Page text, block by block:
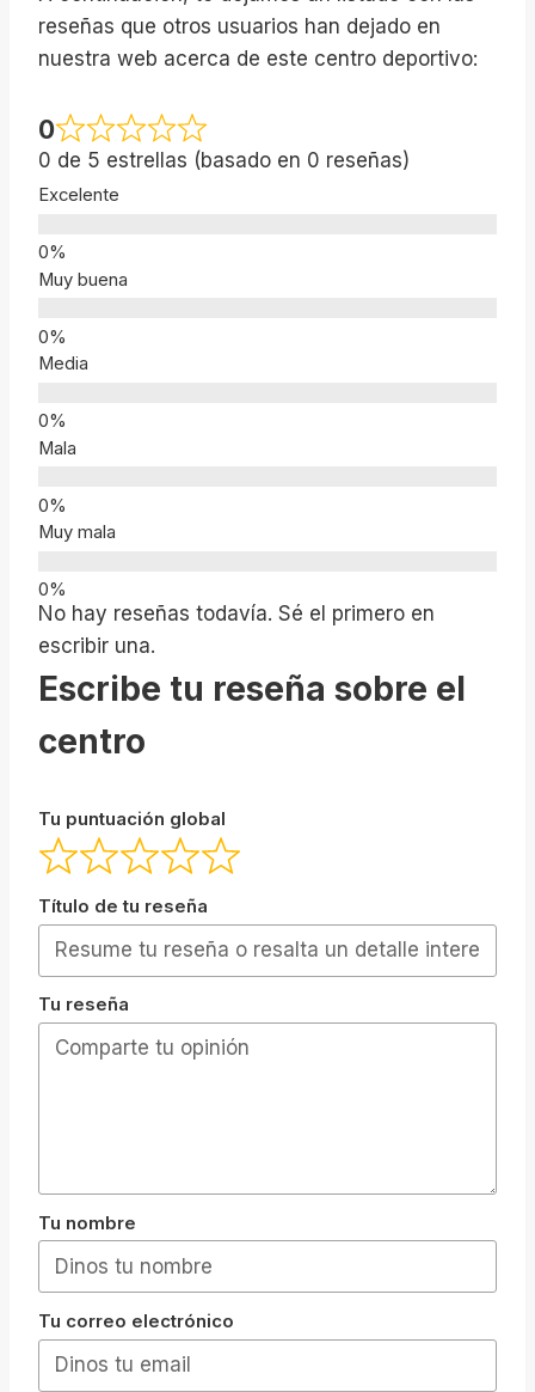
reseñas que otros usuarios han dejado en
nuestra web acerca de este centro deportivo:
0
0 de 5 estrellas (basado en 0 reseñas)
Excelente
Muy buena
Media
Mala
Muy mala
No hay reseñas todavía. Sé el primero en
escribir una.
Escribe tu reseña sobre el
centro
Tu puntuación global
Título de tu reseña
Tu reseña
Tu nombre
Tu correo electrónico